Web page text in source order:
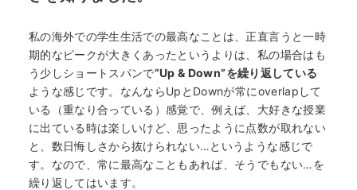
私の海外での学生生活での最高なことは、正直言うと一時
期的なピークが大きくあったというよりは、私の場合はも
う少しショートスパンで”Up & Down”を繰り返している
ような感じです。なんならUpとDownが常にoverlapして
いる（重なり合っている）感覚で、例えば、大好きな授業
に出ている時は楽しいけど、思ったように点数が取れない
と、数日悔しさから抜けられない…というような感じで
す。なので、常に最高なこともあれば、そうでもない…を
繰り返してはいます。